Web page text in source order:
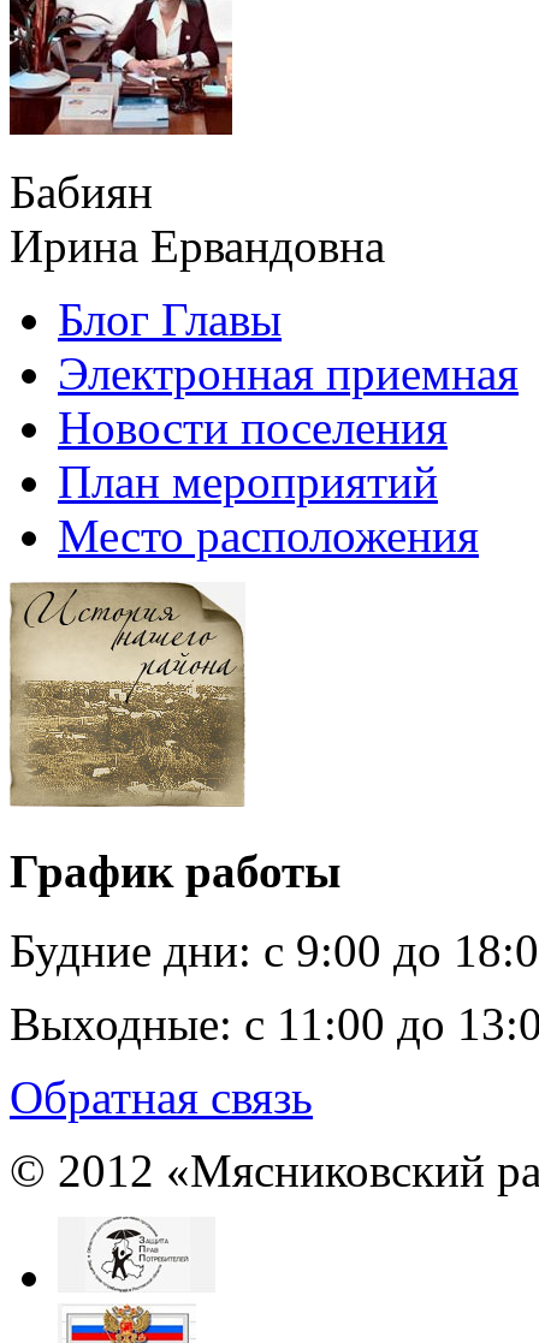
Бабиян
Ирина Ервандовна
Блог Главы
Электронная приемная
Новости поселения
План мероприятий
Место расположения
График работы
Будние дни: c 9:00 до
Выходные: с 11:00 до
Обратная связь
© 2012 «Мясниковский